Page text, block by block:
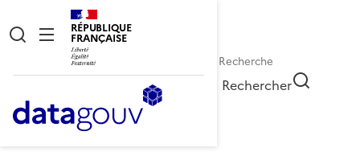
RÉPUBLIQUE
FRANÇAISE
Rechercher